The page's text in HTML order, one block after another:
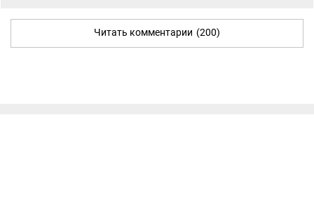
Читать комментарии (200)